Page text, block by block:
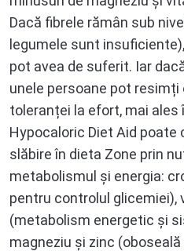
Dacă fibrele rămân sub
legumele sunt
pot avea de suferit. Iar
unele persoane pot
toleranței la efort, mai ales
Hypocaloric Diet Aid poate
slăbire în dieta Zone prin
metabolismul și energia:
pentru controlul glicemiei),
(metabolism energetic și
magneziu și zinc